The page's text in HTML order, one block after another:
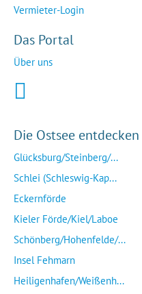
Vermieter-Login
Das Portal
Über uns
Die Ostsee entdecken
Glücksburg/Steinberg/...
Schlei (Schleswig-Kap...
Eckernförde
Kieler Förde/Kiel/Laboe
Schönberg/Hohenfelde/...
Insel Fehmarn
Heiligenhafen/Weißenh...